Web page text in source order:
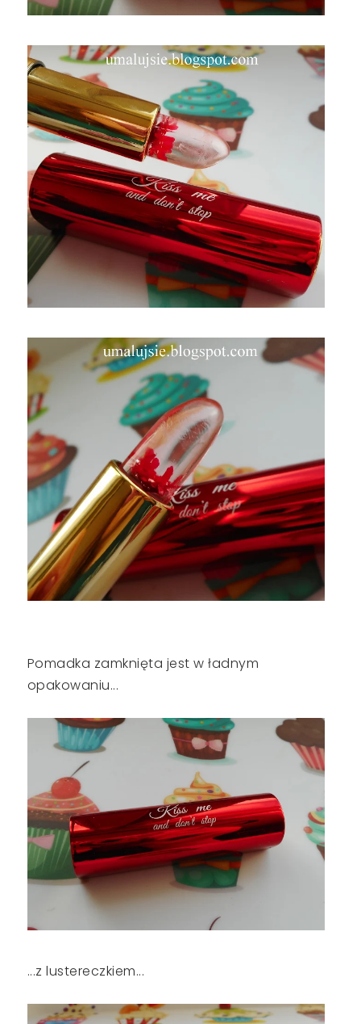
Pomadka zamknięta jest w ładnym
opakowaniu...
...z lustereczkiem...